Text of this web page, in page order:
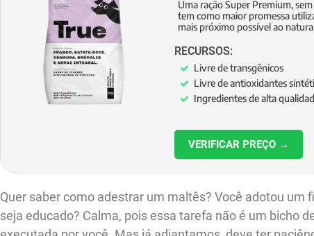
Uma ração Super Premium,
tem como maior promessa
mais próximo possível ao
RECURSOS:
Livre de transgênicos
Livre de antioxidantes
Ingredientes de alta
VERIFICAR PREÇO →
Quer saber como adestrar um maltês? Você adotou um
seja educado? Calma, pois essa tarefa não é um bicho